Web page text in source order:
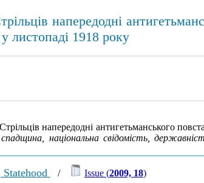
напередодні
листопаді 1918 року
напередодні антигетьманського
національна свідомість,
/ Issue (2009, 18)